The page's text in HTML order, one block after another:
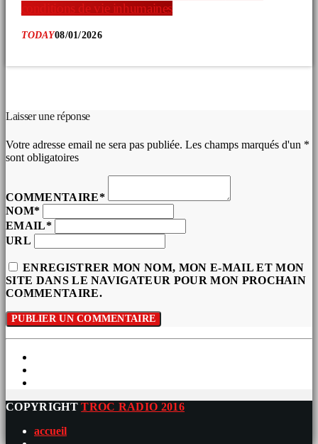
conditions de vie inhumaines
TODAY08/01/2026
Laisser une réponse
Votre adresse email ne sera pas publiée. Les champs marqués d'un *
sont obligatoires
COMMENTAIRE*
NOM*
EMAIL*
URL
ENREGISTRER MON NOM, MON E-MAIL ET MON
SITE DANS LE NAVIGATEUR POUR MON PROCHAIN
COMMENTAIRE.
COPYRIGHTTROC RADIO 2016
accueil